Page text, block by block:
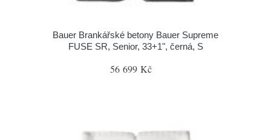
Bauer Brankářské betony Bauer Supreme
FUSE SR, Senior, 33+1", černá, S
56 699 Kč